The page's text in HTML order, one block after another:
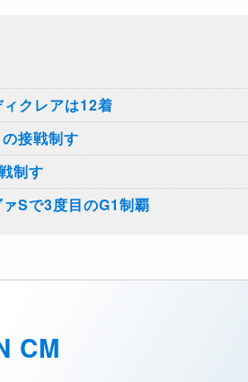
クレアは12着
接戦制す
制す
Sで3度目のG1制覇
CM